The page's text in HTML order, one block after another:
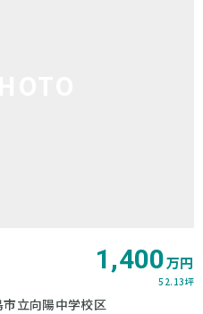
1,400万円
52.13坪
立向陽中学校区